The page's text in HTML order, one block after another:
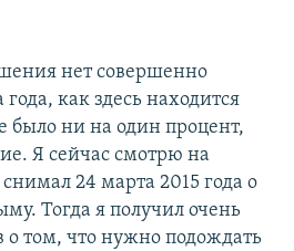
нет совершенно
как здесь находится
было ни на один процент,
Я сейчас смотрю на
24 марта 2015 года о
Тогда я получил очень
том, что нужно подождать